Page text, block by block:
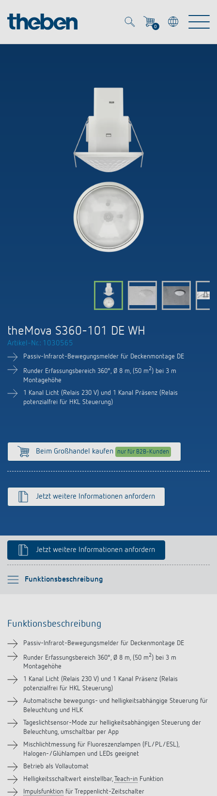
0
Energy Manager
Smart Home
Präsenzmelder & Bewegungsmelder
LED-Leuchten
OEM-Lösungen
Ansprechpartner OEM
OEM-Referenzen
Zeit- und Lichtsteuerung
DALI-2 Lichtsteuerung
KNX-Systeme
KNX Smart Home System LUXORliving
Apps
Referenzen
HEMS
Downloads
Kataloge und Prospekte
Katalogbestellung
Konformitätserklärungen
Nachhaltigkeit
Engagement
Design
Historie
Technischer Support
Vertrieb Deutschland
Vertrieb Weltweit
Ansprechpartner OEM
theMova S360-101 DE WH
Artikel-Nr.: 1030565
Passiv-Infrarot-Bewegungsmelder für Deckenmontage DE
Runder Erfassungsbereich 360°, Ø 8 m, (50 m2) bei 3 m
Montagehöhe
1 Kanal Licht (Relais 230 V) und 1 Kanal Präsenz (Relais
potenzialfrei für HKL Steuerung)
Beim Großhandel kaufen nur für B2B-Kunden
Jetzt weitere Informationen anfordern
Jetzt weitere Informationen anfordern
Funktionsbeschreibung
Bitte auswählen
Technische Informationen
Downloads
Zubehör
Ähnliche Produkte
Funktionsbeschreibung
Passiv-Infrarot-Bewegungsmelder für Deckenmontage DE
Runder Erfassungsbereich 360°, Ø 8 m, (50 m2) bei 3 m
Montagehöhe
1 Kanal Licht (Relais 230 V) und 1 Kanal Präsenz (Relais
potenzialfrei für HKL Steuerung)
Automatische bewegungs- und helligkeitsabhängige Steuerung für
Beleuchtung und HLK
Tageslichtsensor-Mode zur helligkeitsabhängigen Steuerung der
Beleuchtung, umschaltbar per App
Mischlichtmessung für Fluoreszenzlampen (FL/PL/ESL),
Halogen-/Glühlampen und LEDs geeignet
Betrieb als Vollautomat
Helligkeitsschaltwert einstellbar, Teach-in Funktion
Impulsfunktion für Treppenlicht-Zeitschalter